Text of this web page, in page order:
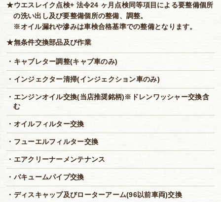
★ウエスレイク点検+ 法令24 ヶ月点検同等項目による要整備個所
の洗い出し及び要整備個所の整備、調整。
※オイル漏れや滲みは車検合格基準での整備となります。
★無条件交換部品及び作業
・キャブレター調整(キャブ車のみ)
・インジェクター清掃(インジェクション車のみ)
・エンジンオイル交換(当店推奨銘柄)※ドレンワッシャー交換含
む
・オイルフィルター交換
・フューエルフィルター交換
・エアクリーナーメンテナンス
・バキュームパイプ交換
・ディスキャップ及びローターアーム(96以前車両)交換